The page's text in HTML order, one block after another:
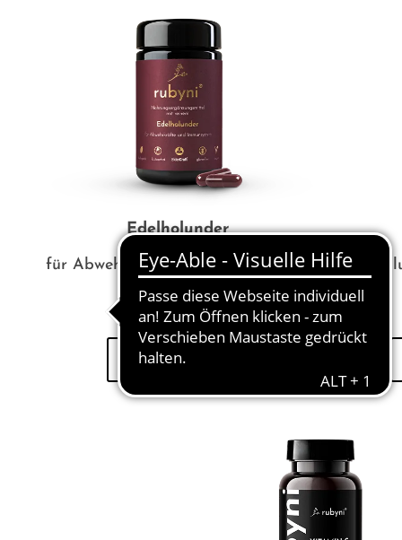
Edelholunder
für Abwehrkräfte und Immunsystem
zum Produkt
vegan,